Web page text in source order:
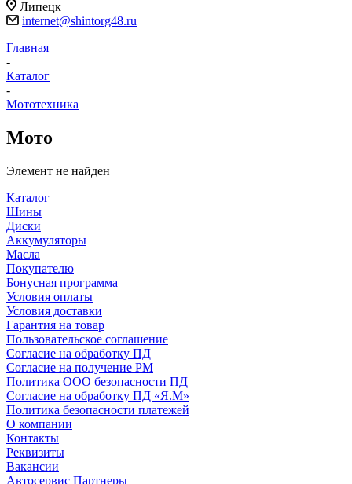
Липецк
internet@shintorg48.ru
Главная
-
Каталог
-
Мототехника
Мото
Элемент не найден
Каталог
Шины
Диски
Аккумуляторы
Масла
Покупателю
Бонусная программа
Условия оплаты
Условия доставки
Гарантия на товар
Пользовательское соглашение
Согласие на обработку ПД
Согласие на получение РМ
Политика ООО безопасности ПД
Согласие на обработку ПД «Я.М»
Политика безопасности платежей
О компании
Контакты
Реквизиты
Вакансии
Автосервис Партнеры